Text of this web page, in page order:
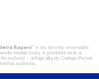
Itapevi" é de direito reservado.
nossos links, é proibida sem a
autoral – artigo 184 do Código Penal
autorais.